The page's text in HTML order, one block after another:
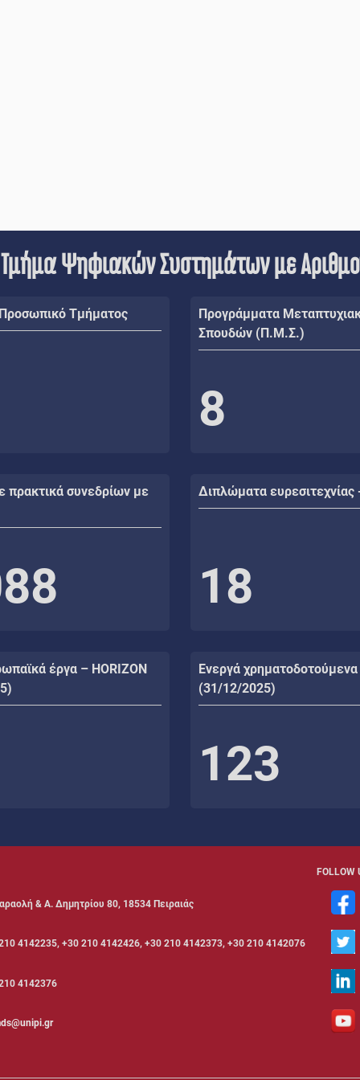
Τμήμα Ψηφιακών Συστημάτων με
Τμήματος
Προγράμματα
Σπουδών (Π.Μ.Σ.)
8
πρακτικά συνεδρίων με Διπλώματα ευρεσιτεχνίας
18
έργα – HORIZON
Ενεργά
(31/12/2025)
123
FOLLOW
& Α. Δημητρίου 80, 18534 Πειραιάς
4142235, +30 210 4142426, +30 210 4142373, +30 210 4142076
4142376